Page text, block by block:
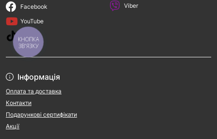
Інформація
Оплата та доставка
Контакти
Подарункові сертифікати
Акції
Facebook
YouTube
TikTok
Viber
КНОПКА
ЗВ'ЯЗКУ